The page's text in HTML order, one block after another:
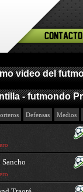
Contacto
Defensas Medios
Sancho